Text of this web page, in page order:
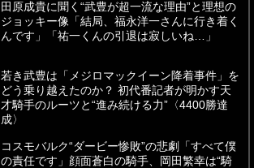
田原成貴に聞く“武豊が超一流な理由”と理想の
ジョッキー像「結局、福永洋一さんに行き着く
んです」「祐一くんの引退は寂しいね…」
若き武豊は「メジロマックイーン降着事件」を
どう乗り越えたのか？ 初代番記者が明かす天
才騎手のルーツと“進み続ける力”〈4400勝達
成〉
コスモバルク“ダービー惨敗”の悲劇「すべて僕
の責任です」顔面蒼白の騎手、岡田繁幸は“騎